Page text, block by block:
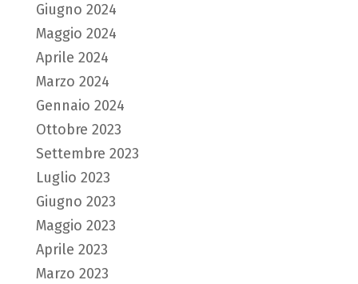
Giugno 2024
Maggio 2024
Aprile 2024
Marzo 2024
Gennaio 2024
Ottobre 2023
Settembre 2023
Luglio 2023
Giugno 2023
Maggio 2023
Aprile 2023
Marzo 2023